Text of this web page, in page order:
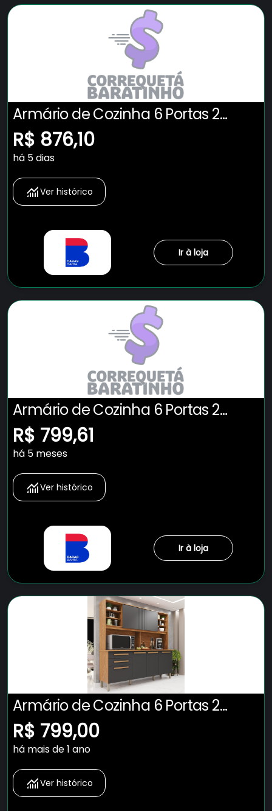
Armário de Cozinha 6 Portas 2
Gavetas Adelle Yescasa
Cinamomo/Off-White - Laranja
R$ 876,10
há 5 dias
Ver histórico
Ir à loja
Armário de Cozinha 6 Portas 2
Gavetas Adelle Yescasa
Cinamomo/Grafite - Preto
R$ 799,61
há 5 meses
Ver histórico
Ir à loja
Armário de Cozinha 6 Portas 2
Gavetas Adelle Yescasa
Cinamomo/Grafite
R$ 799,00
há mais de 1 ano
Ver histórico